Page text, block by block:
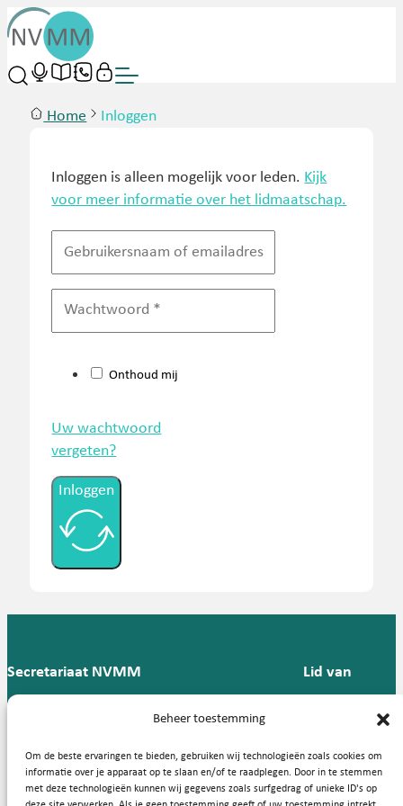
Beheer toestemming
Om de beste ervaringen te bieden, gebruiken wij technologieën zoals cookies om
informatie over je apparaat op te slaan en/of te raadplegen. Door in te stemmen
met deze technologieën kunnen wij gegevens zoals surfgedrag of unieke ID's op
Home Inloggen
Inloggen is alleen mogelijk voor leden. Kijk
voor meer informatie over het lidmaatschap.
Onthoud mij
Uw wachtwoord
vergeten?
Inloggen
Secretariaat NVMM
Groningen
T: 088 -
57
Lid van